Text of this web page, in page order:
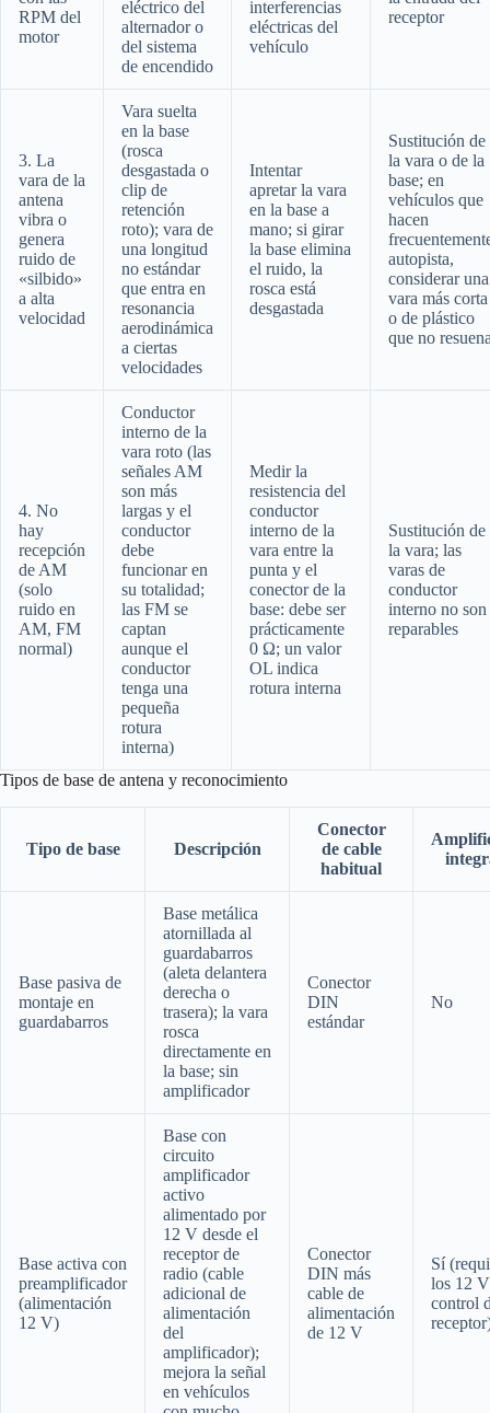
RPM del
motor
eléctrico del
alternador o
del sistema
de encendido
interferencias
eléctricas del
vehículo
receptor
3. La
vara de la
antena
vibra o
genera
ruido de
«silbido»
a alta
velocidad
Vara suelta
en la base
(rosca
desgastada o
clip de
retención
roto); vara de
una longitud
no estándar
que entra en
resonancia
aerodinámica
a ciertas
velocidades
Intentar
apretar la vara
en la base a
mano; si girar
la base elimina
el ruido, la
rosca está
desgastada
Sustitución de
la vara o de la
base; en
vehículos que
hacen
autopista,
considerar una
vara más corta
o de plástico
que no
4. No
hay
recepción
de AM
(solo
ruido en
AM, FM
normal)
Conductor
interno de la
vara roto (las
señales AM
son más
largas y el
conductor
debe
funcionar en
su totalidad;
las FM se
captan
aunque el
conductor
tenga una
pequeña
rotura
interna)
Medir la
resistencia del
conductor
interno de la
vara entre la
punta y el
conector de la
base: debe ser
prácticamente
0 Ω; un valor
OL indica
rotura interna
Sustitución de
la vara; las
varas de
conductor
interno no son
reparables
Tipos de base de antena y reconocimiento
Tipo de base Descripción
Conector
de cable
habitual
Base pasiva de
montaje en
guardabarros
Base metálica
atornillada al
guardabarros
(aleta delantera
derecha o
trasera); la vara
rosca
directamente en
la base; sin
amplificador
Conector
DIN
estándar
No
Base activa con
preamplificador
(alimentación
12 V)
Base con
circuito
amplificador
activo
alimentado por
12 V desde el
receptor de
radio (cable
adicional de
alimentación
del
amplificador);
mejora la señal
en vehículos
Conector
DIN más
cable de
alimentación
de 12 V
Sí
los 12
control